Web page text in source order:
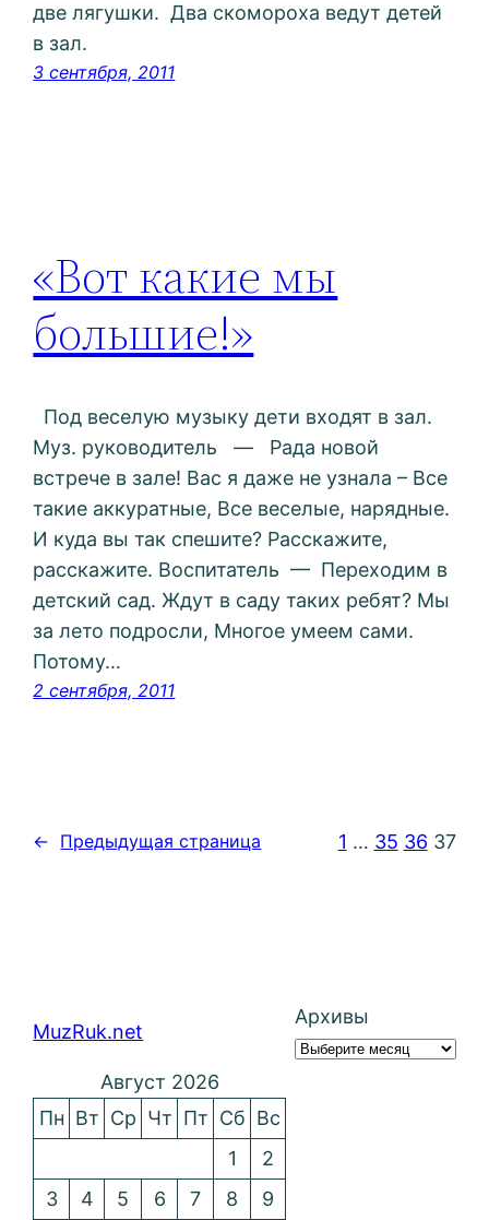
две лягушки. Два скомороха ведут детей
в зал.
3 сентября, 2011
«Вот какие мы
большие!»
Под веселую музыку дети входят в зал.
Муз. руководитель — Рада новой
встрече в зале! Вас я даже не узнала – Все
такие аккуратные, Все веселые, нарядные.
И куда вы так спешите? Расскажите,
расскажите. Воспитатель — Переходим в
детский сад. Ждут в саду таких ребят? Мы
за лето подросли, Многое умеем сами.
Потому…
2 сентября, 2011
← Предыдущая страница 1 … 35 36 37
MuzRuk.net
Архивы
Август 2026
Пн Вт Ср Чт Пт Сб Вс
1
2
3
4 5 6 7 8 9